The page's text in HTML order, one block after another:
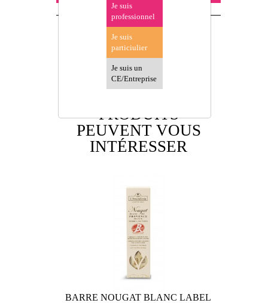
PRODUITS
PEUVENT VOUS
INTÉRESSER
BARRE NOUGAT BLANC LABEL...
Je suis
professionnel
Je suis
particiulier
Je suis un
CE/Entreprise